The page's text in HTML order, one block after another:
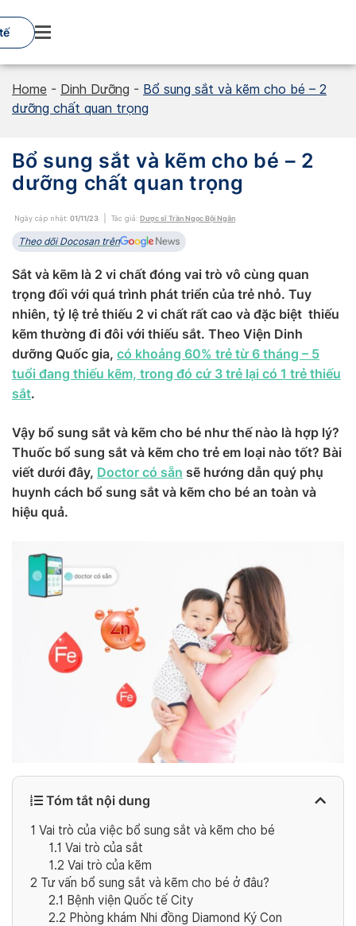
to
content
Home - Dinh Dưỡng - Bổ sung sắt và kẽm cho bé – 2
dưỡng chất quan trọng
Bổ sung sắt và kẽm cho bé – 2
dưỡng chất quan trọng
Ngày cập nhật: 01/11/23 Tác giả: Dược sĩ Trần Ngọc Bội Ngân
Theo dõi Docosan trên
Sắt và kẽm là 2 vi chất đóng vai trò vô cùng quan
trọng đối với quá trình phát triển của trẻ nhỏ. Tuy
nhiên, tỷ lệ trẻ thiếu 2 vi chất rất cao và đặc biệt thiếu
kẽm thường đi đôi với thiếu sắt. Theo Viện Dinh
dưỡng Quốc gia, có khoảng 60% trẻ từ 6 tháng – 5
tuổi đang thiếu kẽm, trong đó cứ 3 trẻ lại có 1 trẻ thiếu
sắt.
Vậy bổ sung sắt và kẽm cho bé như thế nào là hợp lý?
Thuốc bổ sung sắt và kẽm cho trẻ em loại nào tốt? Bài
viết dưới đây, Doctor có sẵn sẽ hướng dẫn quý phụ
huynh cách bổ sung sắt và kẽm cho bé an toàn và
hiệu quả.
Tóm tắt nội dung
1 Vai trò của việc bổ sung sắt và kẽm cho bé
1.1 Vai trò của sắt
1.2 Vai trò của kẽm
2 Tư vấn bổ sung sắt và kẽm cho bé ở đâu?
2.1 Bệnh viện Quốc tế City
2.2 Phòng khám Nhi đồng Diamond Ký Con